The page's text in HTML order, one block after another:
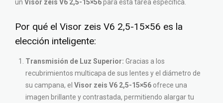
un Visor zeis V6 2,5-15×56para esta tarea específica.
Por qué el Visor zeis V6 2,5-15×56 es la
elección inteligente:
Transmisión de Luz Superior: Gracias a los
recubrimientos multicapa de sus lentes y el diámetro de
su campana, el Visor zeis V6 2,5-15×56 ofrece una
imagen brillante y contrastada, permitiendo alargar tu